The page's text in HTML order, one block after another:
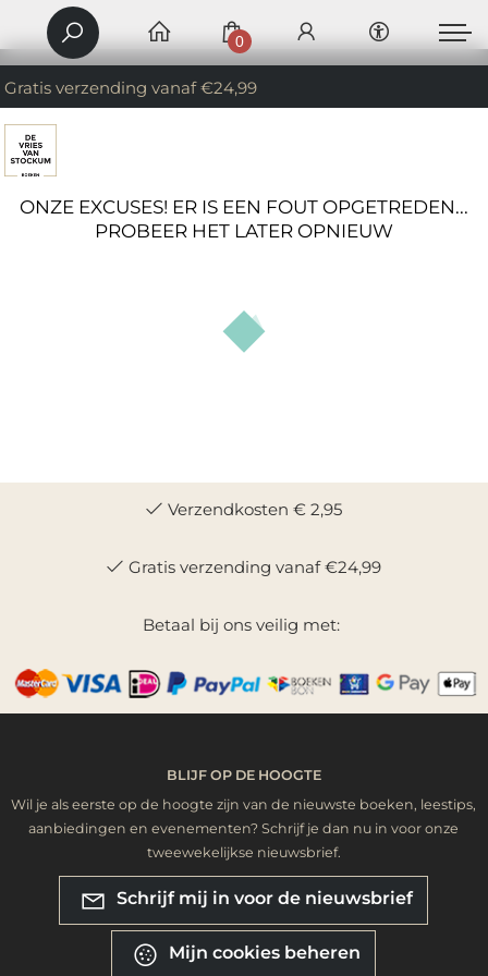
Gratis verzending vanaf €24,99
0
ONZE EXCUSES! ER IS EEN FOUT OPGETREDEN...
PROBEER HET LATER OPNIEUW
Verzendkosten € 2,95
Gratis verzending vanaf €24,99
Betaal bij ons veilig met:
BLIJF OP DE HOOGTE
Wil je als eerste op de hoogte zijn van de nieuwste boeken, leestips,
aanbiedingen en evenementen? Schrijf je dan nu in voor onze
tweewekelijkse nieuwsbrief.
Schrijf mij in voor de nieuwsbrief
Mijn cookies beheren